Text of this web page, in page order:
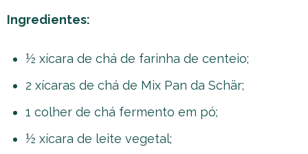
Ingredientes:
½ xícara de chá de farinha de centeio;
2 xícaras de chá de Mix Pan da Schär;
1 colher de chá fermento em pó;
½ xícara de leite vegetal;